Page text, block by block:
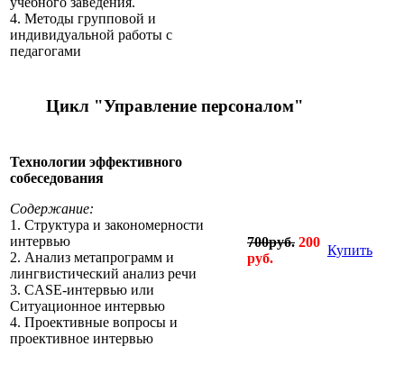
4. Методы групповой и
индивидуальной работы с
педагогами
Цикл "Управление персоналом"
Технологии эффективного
собеседования
Содержание:
1. Структура и закономерности
интервью
2. Анализ метапрограмм и
лингвистический анализ речи
3. CASE-интервью или
Ситуационное интервью
4. Проективные вопросы и
проективное интервью
700руб. 200
руб.
Купить